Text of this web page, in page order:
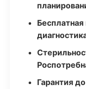
Бесплатная
Гарантия